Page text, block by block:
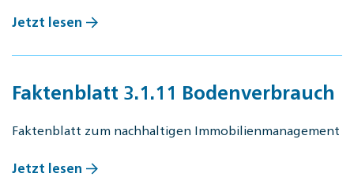
Jetzt lesen
Faktenblatt 3.1.11 Bodenverbrauch
Faktenblatt zum nachhaltigen Immobilienmanagement
Jetzt lesen